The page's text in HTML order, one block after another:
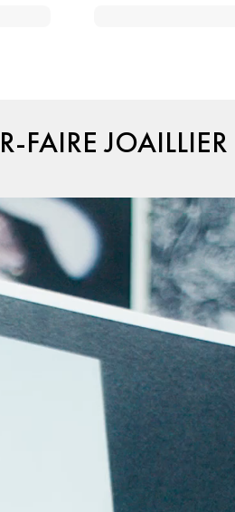
FAIRE JOAILLIER